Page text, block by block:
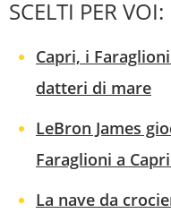
SCELTI PER VOI:
Capri, i
datteri di mare
LeBron James
Faraglioni a
La nave da